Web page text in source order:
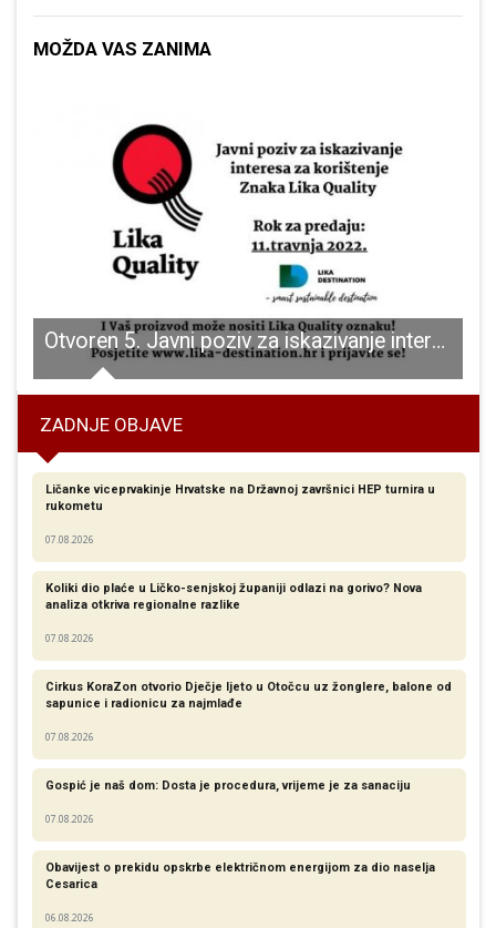
MOŽDA VAS ZANIMA
Otvoren 5. Javni poziv za iskazivanje interesa za korištenje Znaka Lika Quality
ZADNJE OBJAVE
Ličanke viceprvakinje Hrvatske na Državnoj završnici HEP turnira u
rukometu
07.08.2026
Koliki dio plaće u Ličko-senjskoj županiji odlazi na gorivo? Nova
analiza otkriva regionalne razlike​
07.08.2026
Cirkus KoraZon otvorio Dječje ljeto u Otočcu uz žonglere, balone od
sapunice i radionicu za najmlađe
07.08.2026
Gospić je naš dom: Dosta je procedura, vrijeme je za sanaciju
07.08.2026
Obavijest o prekidu opskrbe električnom energijom za dio naselja
Cesarica
06.08.2026